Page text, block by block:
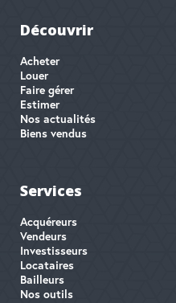
Découvrir
Acheter
Louer
Faire gérer
Estimer
Nos actualités
Biens vendus
Services
Acquéreurs
Vendeurs
Investisseurs
Locataires
Bailleurs
Nos outils